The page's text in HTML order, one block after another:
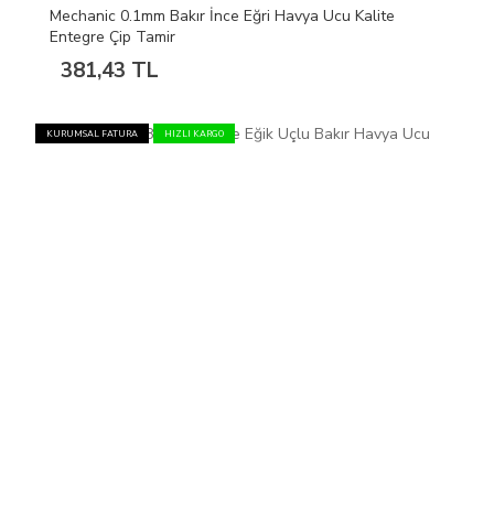
Mechanic 0.1mm Bakır İnce Eğri Havya Ucu Kalite
Entegre Çip Tamir
381,43 TL
KURUMSAL FATURA HIZLI KARGO